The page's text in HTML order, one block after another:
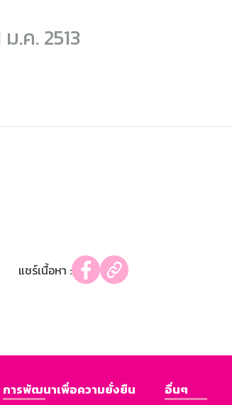
.ค. 2513
แชร์เนื้อหา :
การพัฒนาเพื่อความยั่งยืน
อื่นๆ